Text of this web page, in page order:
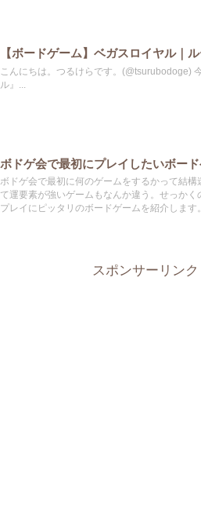
【ボードゲーム】ベガスロイヤル｜
こんにちは。つるけらです。(@tsurubodoge)
ル』...
ボドゲ会で最初にプレイしたいボード
ボドゲ会で最初に何のゲームをするかって結
て運要素が強いゲームもなんか違う。せっか
プレイにピッタリのボードゲームを紹介します。
スポンサーリンク